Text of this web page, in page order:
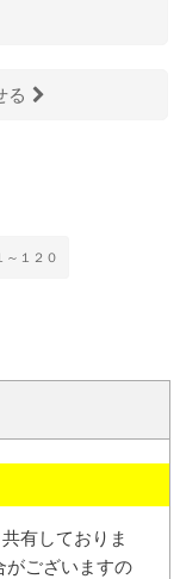
る
～１２０
有しておりま
がございますの